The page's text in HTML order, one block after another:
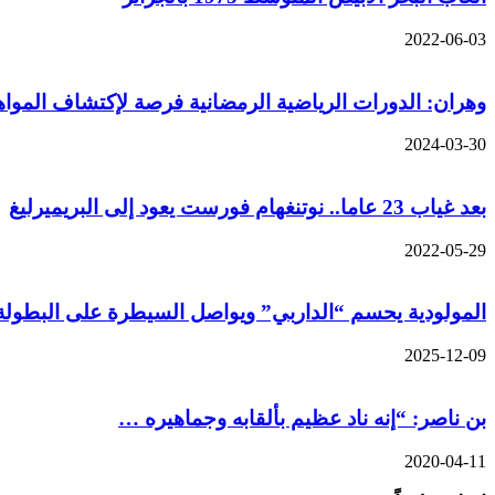
2022-06-03
وهران: الدورات الرياضية الرمضانية فرصة لإكتشاف
2024-03-30
بعد غياب 23 عاما.. نوتنغهام فورست يعود إلى البريميرليغ
2022-05-29
المولودية يحسم “الداربي” ويواصل السيطرة على
2025-12-09
بن ناصر: “إنه ناد عظيم بألقابه وجماهيره …
2020-04-11